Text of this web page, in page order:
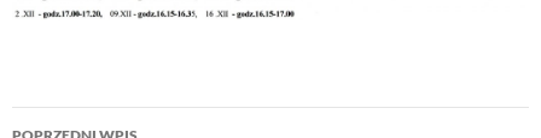
Nawigacja